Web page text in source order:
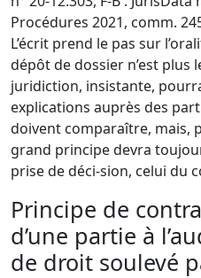
Procédures 2021, comm.
L’écrit prend le pas sur
dépôt de dossier n’est plus
juridiction, insistante,
explications auprès des
doivent comparaître, mais,
grand principe devra
prise de déci-sion, celui du
Principe de
d’une partie à
de droit soulevé